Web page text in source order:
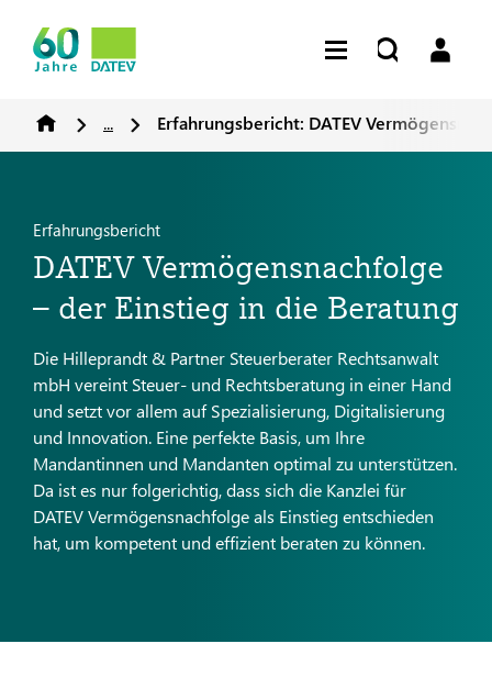
... Erfahrungsbericht: DATEV
Erfahrungsbericht
DATEV Vermögensnachfolge
– der Einstieg in die Beratung
Die Hilleprandt & Partner Steuerberater Rechtsanwalt
mbH vereint Steuer- und Rechtsberatung in einer Hand
und setzt vor allem auf Spezialisierung, Digitalisierung
und Innovation. Eine perfekte Basis, um Ihre
Mandantinnen und Mandanten optimal zu unterstützen.
Da ist es nur folgerichtig, dass sich die Kanzlei für
DATEV Vermögensnachfolge als Einstieg entschieden
hat, um kompetent und effizient beraten zu können.